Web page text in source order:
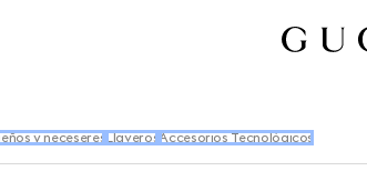
y neceseres Llaveros Accesorios Tecnológicos